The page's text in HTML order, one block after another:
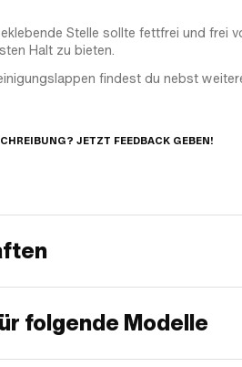
Stelle sollte fettfrei und frei
Halt zu bieten.
findest du nebst
JETZT FEEDBACK GEBEN!
folgende Modelle